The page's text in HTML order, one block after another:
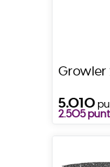
Growler
5.010
2.505